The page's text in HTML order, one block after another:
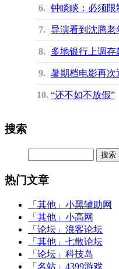
6 钟睒睒：必须限
7 导演看到沈腾老
8 多地银行上调存
9 暑期档电影再次
10 “还不如不放假”
搜索
热门文章
「其他」 小黑辅助网
「其他」 小高网
「论坛」 浪客论坛
「其他」 七散论坛
「论坛」 科技岛
「名站」 4399游戏